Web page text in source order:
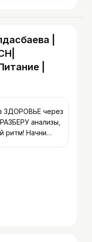
|
|
ЗДОРОВЬЕ через
анализы,
ритм! Начни